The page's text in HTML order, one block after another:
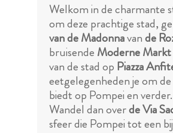
Welkom in de charmante
om deze prachtige stad,
van de Madonnavande
bruisende Moderne Markt
van de stad op Piazza
eetgelegenheden je om
biedt op Pompei en
Wandel dan overde Via
sfeer die Pompei tot een